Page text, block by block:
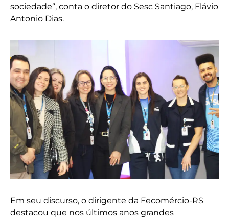
sociedade“, conta o diretor do Sesc Santiago, Flávio
Antonio Dias.
Em seu discurso, o dirigente da Fecomércio-RS
destacou que nos últimos anos grandes